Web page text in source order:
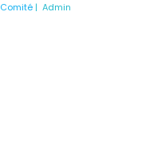
Comité | Admin